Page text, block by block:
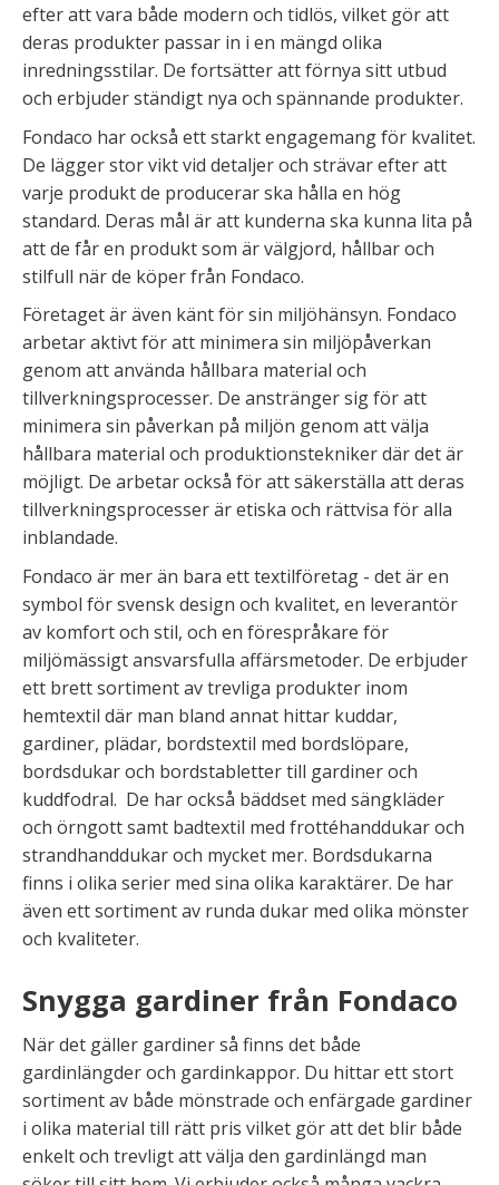
efter att vara både modern och tidlös, vilket gör att
deras produkter passar in i en mängd olika
inredningsstilar. De fortsätter att förnya sitt utbud
och erbjuder ständigt nya och spännande produkter.
Fondaco har också ett starkt engagemang för kvalitet.
De lägger stor vikt vid detaljer och strävar efter att
varje produkt de producerar ska hålla en hög
standard. Deras mål är att kunderna ska kunna lita på
att de får en produkt som är välgjord, hållbar och
stilfull när de köper från Fondaco.
Företaget är även känt för sin miljöhänsyn. Fondaco
arbetar aktivt för att minimera sin miljöpåverkan
genom att använda hållbara material och
tillverkningsprocesser. De anstränger sig för att
minimera sin påverkan på miljön genom att välja
hållbara material och produktionstekniker där det är
möjligt. De arbetar också för att säkerställa att deras
tillverkningsprocesser är etiska och rättvisa för alla
inblandade.
Fondaco är mer än bara ett textilföretag - det är en
symbol för svensk design och kvalitet, en leverantör
av komfort och stil, och en förespråkare för
miljömässigt ansvarsfulla affärsmetoder. De erbjuder
ett brett sortiment av trevliga produkter inom
hemtextil där man bland annat hittar kuddar,
gardiner, plädar, bordstextil med bordslöpare,
bordsdukar och bordstabletter till gardiner och
kuddfodral. De har också bäddset med sängkläder
och örngott samt badtextil med frottéhanddukar och
strandhanddukar och mycket mer. Bordsdukarna
finns i olika serier med sina olika karaktärer. De har
även ett sortiment av runda dukar med olika mönster
och kvaliteter.
Snygga gardiner från Fondaco
När det gäller gardiner så finns det både
gardinlängder och gardinkappor. Du hittar ett stort
sortiment av både mönstrade och enfärgade gardiner
i olika material till rätt pris vilket gör att det blir både
enkelt och trevligt att välja den gardinlängd man